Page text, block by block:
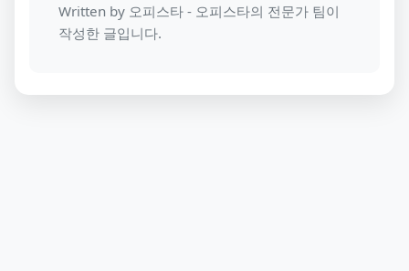
Written by 오피스타 - 오피스타의 전문가 팀이
작성한 글입니다.